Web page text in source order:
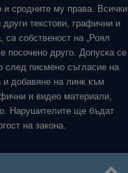
и сродните му права. Всички
текстови, графични и
са собственост на „Роял
посочено друго. Допуска се
след писмено съгласие на
и добавяне на линк към
и видео материали,
Нарушителите ще бъдат
на закона.